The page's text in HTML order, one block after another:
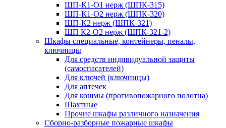
ШП-К1-О1 нерж (ШПК-315)
ШП-К1-О2 нерж (ШПК-320)
ШП-К2 нерж (ШПК-321)
ШП К2-О2 нерж (ШПК-321-2)
Шкафы специальные, контейнеры, пеналы,
ключницы
Для средств индивидуальной защиты
(самоспасателей)
Для ключей (ключницы)
Для аптечек
Для кошмы (противопожарного полотна)
Шахтные
Прочие шкафы различного назначения
Сборно-разборные пожарные шкафы